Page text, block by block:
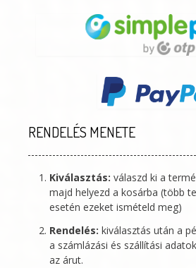
RENDELÉS MENETE
Kiválasztás: válaszd ki a
majd helyezd a kosárba (több
esetén ezeket ismételd meg)
Rendelés: kiválasztás után a
a számlázási és szállítási
az árut.